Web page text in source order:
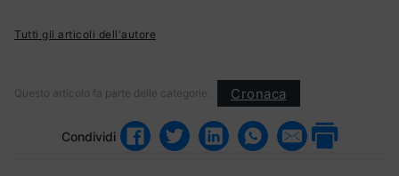
Tutti gli articoli dell'autore
Questo articolo fa parte delle categorie: Cronaca
Condividi